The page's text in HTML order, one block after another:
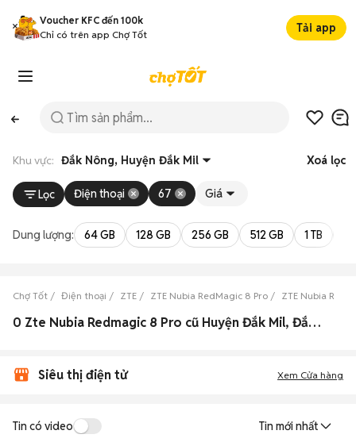
Voucher KFC đến 100k
Chỉ có trên app Chợ Tốt
Tải app
Khu vực: Đắk Nông, Huyện Đắk Mil Xoá lọc
Lọc Điện thoại 67 Giá
Dung lượng: 64 GB 128 GB 256 GB 512 GB 1 TB
Chợ Tốt Điện thoại ZTE ZTE Nubia RedMagic 8 Pro ZTE Nubia
0 Zte Nubia Redmagic 8 Pro cũ Huyện Đắk Mil, Đắk Nông đẹp
Siêu thị điện tử Xem Cửa hàng
Tin có video Tin mới nhất